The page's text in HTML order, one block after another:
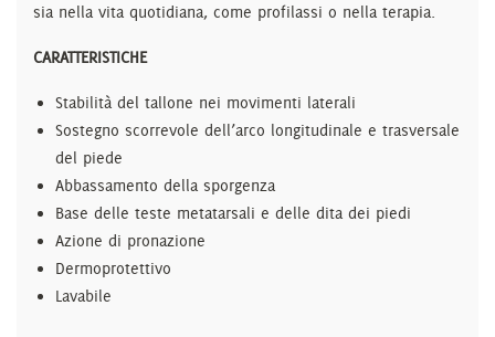
sia nella vita quotidiana, come profilassi o nella terapia.
CARATTERISTICHE
Stabilità del tallone nei movimenti laterali
Sostegno scorrevole dell’arco longitudinale e trasversale
del piede
Abbassamento della sporgenza
Base delle teste metatarsali e delle dita dei piedi
Azione di pronazione
Dermoprotettivo
Lavabile